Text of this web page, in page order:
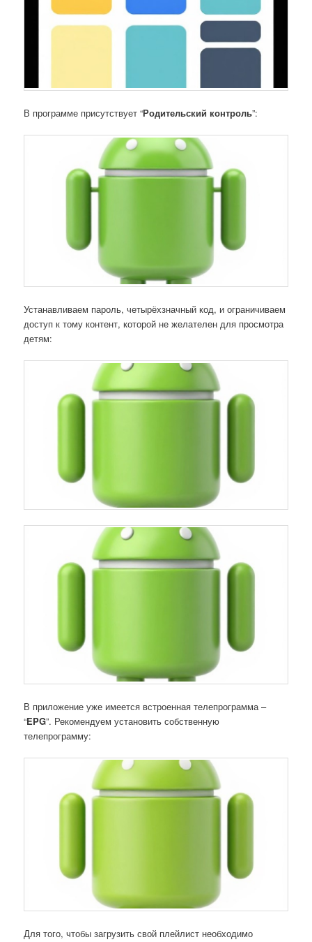
В программе присутствует “Родительский контроль”:
Устанавливаем пароль, четырёхзначный код, и ограничиваем
доступ к тому контент, которой не желателен для просмотра
детям:
В приложение уже имеется встроенная телепрограмма –
“EPG”. Рекомендуем установить собственную
телепрограмму:
Для того, чтобы загрузить свой плейлист необходимо